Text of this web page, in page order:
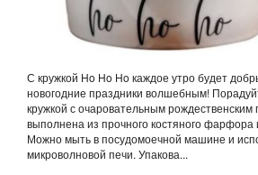
С кружкой Ho Ho Ho каждое утро будет
новогодние праздники волшебным!
кружкой с очаровательным рождественским
выполнена из прочного костяного фарфора
Можно мыть в посудомоечной машине и
микроволновой печи. Упакова...